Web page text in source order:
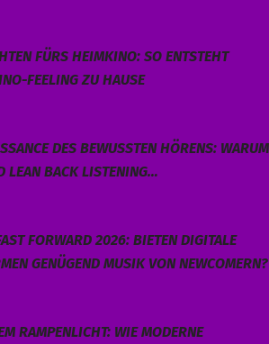
FÜRS HEIMKINO: SO ENTSTEHT
FEELING ZU HAUSE
DES BEWUSSTEN HÖRENS: WARUM
LEAN BACK LISTENING…
FORWARD 2026: BIETEN DIGITALE
GENÜGEND MUSIK VON NEWCOMERN?
RAMPENLICHT: WIE MODERNE